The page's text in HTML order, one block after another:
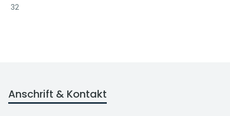
32
Anschrift & Kontakt